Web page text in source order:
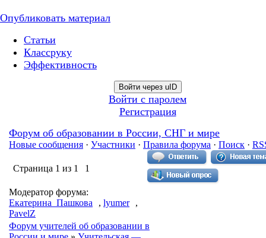
Опубликовать материал
Статьи
Классруку
Эффективность
Войти через uID
Войти с паролем
Регистрация
Форум об образовании в России, СНГ и мире
Новые сообщения · Участники · Правила форума · Поиск ·
Страница 1 из 1 1
Модератор форума:
Екатерина_Пашкова
, lyumer
,
PavelZ
Форум учителей об образовании в